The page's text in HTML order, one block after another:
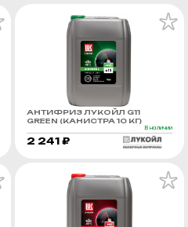
АНТИФРИЗ ЛУКОЙЛ G11
GREEN (КАНИСТРА 10 КГ)
В наличии
2 241 ₽